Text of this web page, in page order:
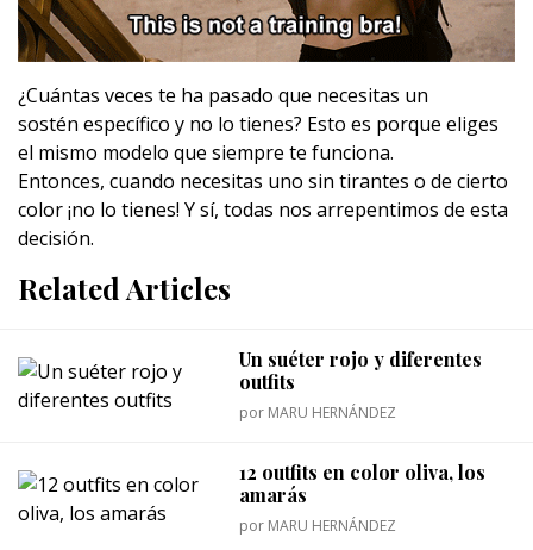
¿Cuántas veces te ha pasado que necesitas un
sostén específico y no lo tienes? Esto es porque eliges
el mismo modelo que siempre te funciona.
Entonces, cuando necesitas uno sin tirantes o de cierto
color ¡no lo tienes! Y sí, todas nos arrepentimos de esta
decisión.
Related Articles
Un suéter rojo y diferentes
outfits
por MARU HERNÁNDEZ
12 outfits en color oliva, los
amarás
por MARU HERNÁNDEZ